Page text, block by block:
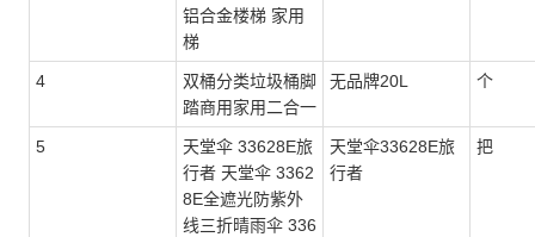
铝合金楼梯 家用
梯
4
双桶分类垃圾桶脚
踏商用家用二合一
无品牌20L 个
5
天堂伞 33628E旅
行者 天堂伞 3362
8E全遮光防紫外
线三折晴雨伞 336
天堂伞33628E旅
行者
把